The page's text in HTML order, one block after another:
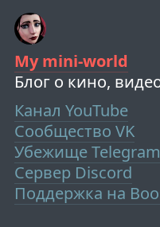
My mini-world
Блог о кино,
Канал YouTube
Сообщество VK
Убежище Telegram
Сервер Discord
Поддержка на